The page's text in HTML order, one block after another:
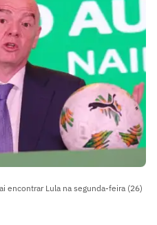
encontrar Lula na segunda-feira (26)